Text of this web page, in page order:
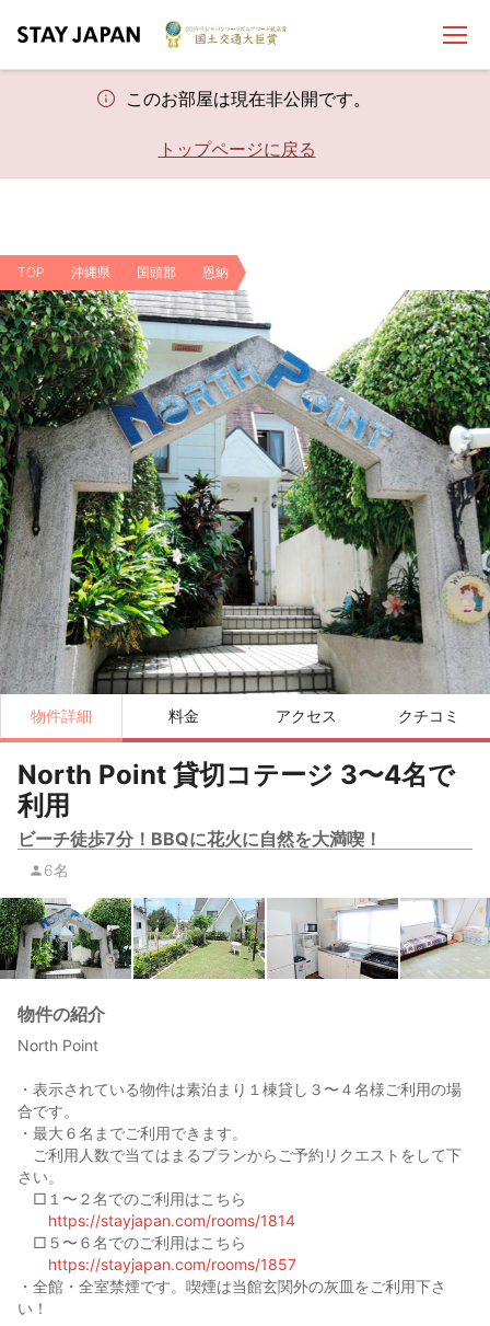
このお部屋は現在非公開です。
トップページに戻る
TOP 沖縄県 国頭郡 恩納
物件詳細 料金 アクセス クチコミ
North Point 貸切コテージ 3〜4名で
利用
ビーチ徒歩7分！BBQに花火に自然を大満喫！
6名
物件の紹介
North Point
・表示されている物件は素泊まり１棟貸し３〜４名様ご利用の場
合です。
・最大６名までご利用できます。
ご利用人数で当てはまるプランからご予約リクエストをして下
さい。
□１〜２名でのご利用はこちら
https://stayjapan.com/rooms/1814
□５〜６名でのご利用はこちら
https://stayjapan.com/rooms/1857
・全館・全室禁煙です。喫煙は当館玄関外の灰皿をご利用下さ
い！